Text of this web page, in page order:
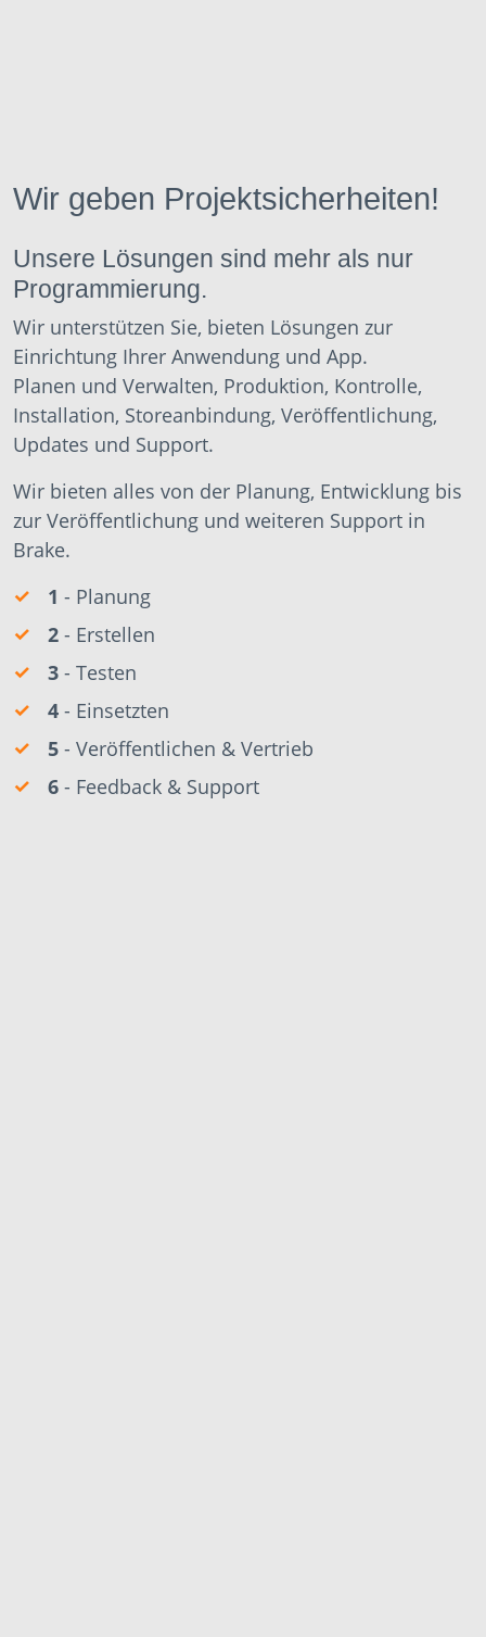
Wir geben Projektsicherheiten!
Unsere Lösungen sind mehr als nur
Programmierung.
Wir unterstützen Sie, bieten Lösungen zur
Einrichtung Ihrer Anwendung und App.
Planen und Verwalten, Produktion, Kontrolle,
Installation, Storeanbindung, Veröffentlichung,
Updates und Support.
Wir bieten alles von der Planung, Entwicklung bis
zur Veröffentlichung und weiteren Support in
Brake.
1 - Planung
2 - Erstellen
3 - Testen
4 - Einsetzten
5 - Veröffentlichen & Vertrieb
6 - Feedback & Support